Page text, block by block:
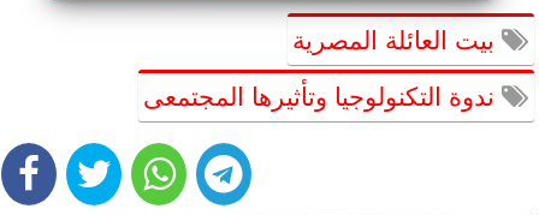
بيت العائلة المصرية
ندوة التكنولوجيا وتأثيرها المجتمعى